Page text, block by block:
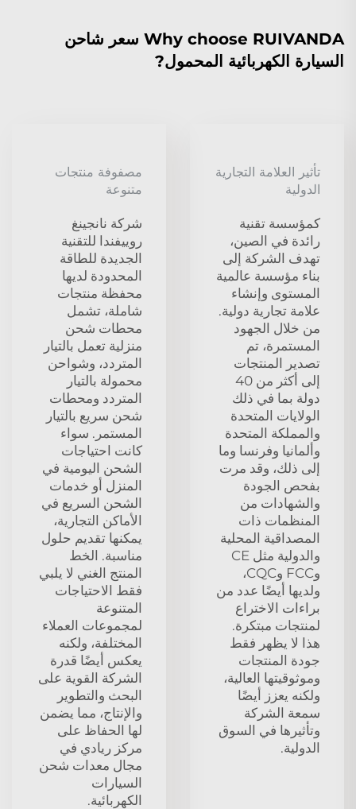
Why choose RUIVANDA سعر شاحن
السيارة الكهربائية المحمول?
تأثير العلامة التجارية
الدولية
كمؤسسة تقنية
رائدة في الصين،
تهدف الشركة إلى
بناء مؤسسة عالمية
المستوى وإنشاء
علامة تجارية دولية.
من خلال الجهود
المستمرة، تم
تصدير المنتجات
إلى أكثر من 40
دولة بما في ذلك
الولايات المتحدة
والمملكة المتحدة
وألمانيا وفرنسا وما
إلى ذلك، وقد مرت
بفحص الجودة
والشهادات من
المنظمات ذات
المصداقية المحلية
والدولية مثل CE
وFCC وCQC،
ولديها أيضًا عدد من
براءات الاختراع
لمنتجات مبتكرة.
هذا لا يظهر فقط
جودة المنتجات
وموثوقيتها العالية،
ولكنه يعزز أيضًا
سمعة الشركة
وتأثيرها في السوق
الدولية.
مصفوفة منتجات
متنوعة
شركة نانجينغ
روييفندا للتقنية
الجديدة للطاقة
المحدودة لديها
محفظة منتجات
شاملة، تشمل
محطات شحن
منزلية تعمل بالتيار
المتردد، وشواحن
محمولة بالتيار
المتردد ومحطات
شحن سريع بالتيار
المستمر. سواء
كانت احتياجات
الشحن اليومية في
المنزل أو خدمات
الشحن السريع في
الأماكن التجارية،
يمكنها تقديم حلول
مناسبة. الخط
المنتج الغني لا يلبي
فقط الاحتياجات
المتنوعة
لمجموعات العملاء
المختلفة، ولكنه
يعكس أيضًا قدرة
الشركة القوية على
البحث والتطوير
والإنتاج، مما يضمن
لها الحفاظ على
مركز ريادي في
مجال معدات شحن
السيارات
الكهربائية.